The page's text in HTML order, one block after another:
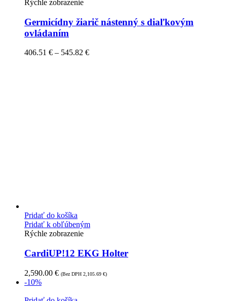
Rýchle zobrazenie
Germicídny žiarič nástenný s diaľkovým
ovládaním
406.51 € – 545.82 €
Pridať do košíka
Pridať k obľúbeným
Rýchle zobrazenie
CardiUP!12 EKG Holter
2,590.00 € (Bez DPH 2,105.69 €)
-10%